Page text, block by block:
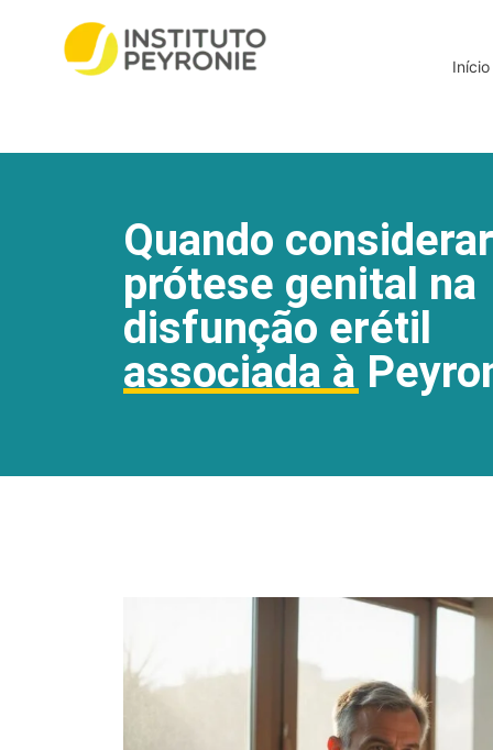
Início
Quando
prótese genital na
disfunção erétil
associada à